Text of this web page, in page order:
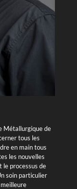
Métallurgique de
tous les
en main tous
les nouvelles
le processus de
soin particulier